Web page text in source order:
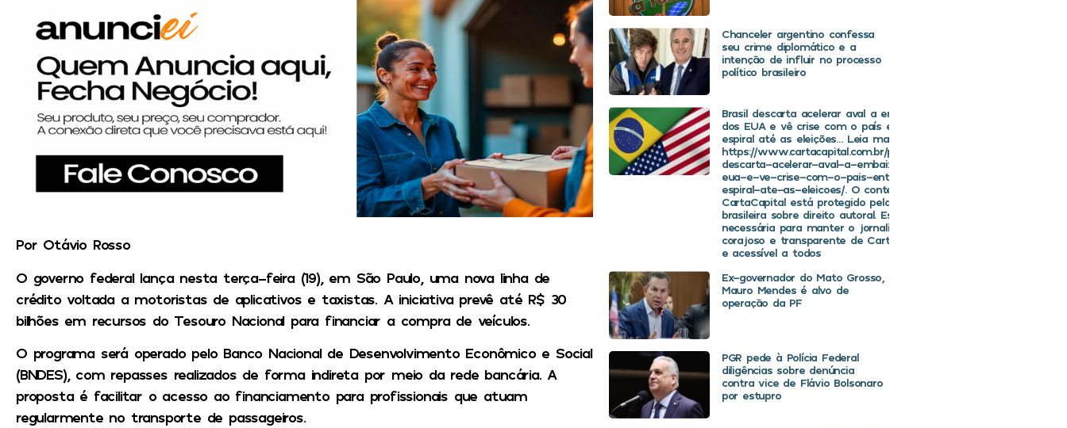
Por Otávio Rosso
O governo federal lança nesta terça-feira (19), em São Paulo, uma nova linha de
crédito voltada a motoristas de aplicativos e taxistas. A iniciativa prevê até R$ 30
bilhões em recursos do Tesouro Nacional para financiar a compra de veículos.
O programa será operado pelo Banco Nacional de Desenvolvimento Econômico e Social
(BNDES), com repasses realizados de forma indireta por meio da rede bancária. A
proposta é facilitar o acesso ao financiamento para profissionais que atuam
regularmente no transporte de passageiros.
Chanceler argentino confessa
seu crime diplomático e a
intenção de influir no processo
político brasileiro
Brasil descarta acelerar aval a embaixador
dos EUA e vê crise com o país entrar em
espiral até as eleições… Leia mais em
https://www.cartacapital.com.br/politica/brasil-
descarta-acelerar-aval-a-embaixador-dos-
eua-e-ve-crise-com-o-pais-entrar-em-
espiral-ate-as-eleicoes/. O conteúdo de
CartaCapital está protegido pela legislação
brasileira sobre direito autoral. Essa defesa é
necessária para manter o jornalismo
corajoso e transparente de CartaCapital vivo
e acessível a todos
Ex-governador do Mato Grosso,
Mauro Mendes é alvo de
operação da PF
PGR pede à Polícia Federal
diligências sobre denúncia
contra vice de Flávio Bolsonaro
por estupro